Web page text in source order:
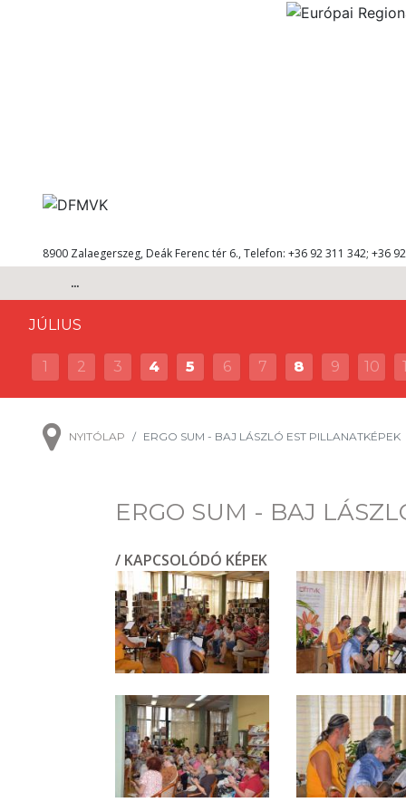
8900 Zalaegerszeg, Deák Ferenc tér 6., Telefon: +36 92 311 342; +36
...
JÚLIUS
1 2 3 4 5 6 7 8 9 10
NYITÓLAP ERGO SUM - BAJ LÁSZLÓ EST PILLANATKÉPEK
ERGO SUM - BAJ
/ KAPCSOLÓDÓ KÉPEK